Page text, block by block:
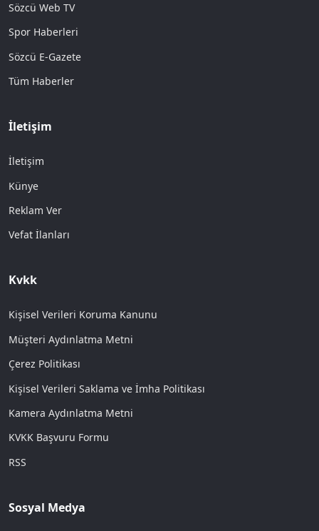
Sözcü Web TV
Spor Haberleri
Sözcü E-Gazete
Tüm Haberler
İletişim
İletişim
Künye
Reklam Ver
Vefat İlanları
Kvkk
Kişisel Verileri Koruma Kanunu
Müşteri Aydınlatma Metni
Çerez Politikası
Kişisel Verileri Saklama ve İmha Politikası
Kamera Aydınlatma Metni
KVKK Başvuru Formu
RSS
Sosyal Medya